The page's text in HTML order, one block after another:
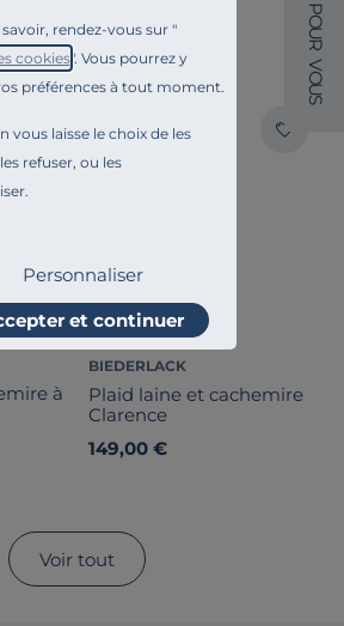
rendez-vous sur "
cookies". Vous pourrez y
préférences à tout moment.
vous laisse le choix de les
refuser, ou les
Personnaliser
et continuer
à
BIEDERLACK
Plaid laine et cachemire
Clarence
149,00 €
Voir tout
P
O
U
R
V
O
U
S